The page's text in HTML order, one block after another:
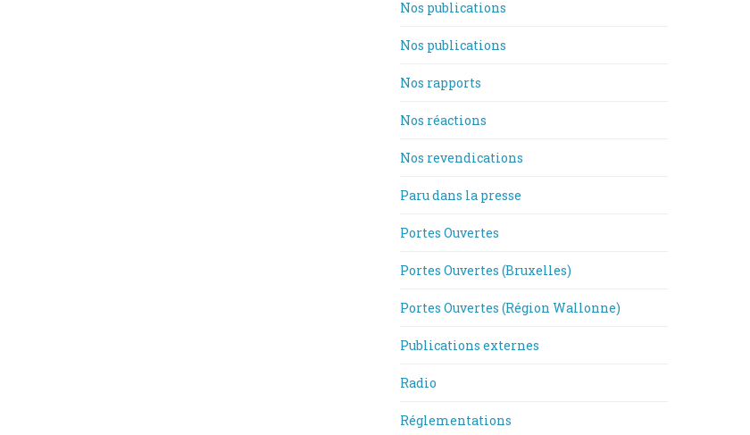
Nos publications
Nos publications
Nos rapports
Nos réactions
Nos revendications
Paru dans la presse
Portes Ouvertes
Portes Ouvertes (Bruxelles)
Portes Ouvertes (Région Wallonne)
Publications externes
Radio
Réglementations